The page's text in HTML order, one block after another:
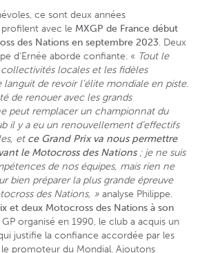
ce sont deux années
avec le MXGP de France début
des Nations en septembre 2023. Deux
d’Ernée aborde confiante. « Tout le
locales et les fidèles
languit de revoir l’élite mondiale en piste.
de renouer avec les grands
peut remplacer un championnat du
il y a eu un renouvellement d’effectifs
et ce Grand Prix va nous permettre
le Motocross des Nations; je ne suis
de nos équipes, mais rien ne
bien préparer la plus grande épreuve
des Nations, » analyse Philippe.
et deux Motocross des Nations à son
organisé en 1990, le club a acquis un
justifie la confiance accordée par les
promoteur du Mondial. Ajoutons